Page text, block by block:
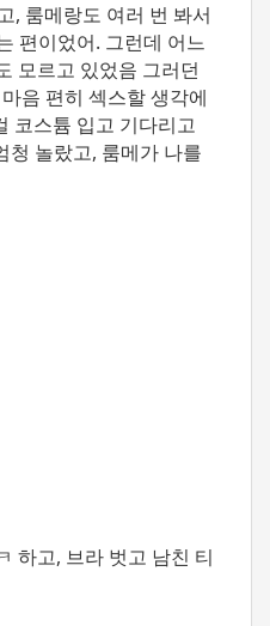
, 룸메랑도 여러 번 봐서
편이었어. 그런데 어느
모르고 있었음 그러던
음 편히 섹스할 생각에
코스튬 입고 기다리고
청 놀랐고, 룸메가 나를
하고, 브라 벗고 남친 티